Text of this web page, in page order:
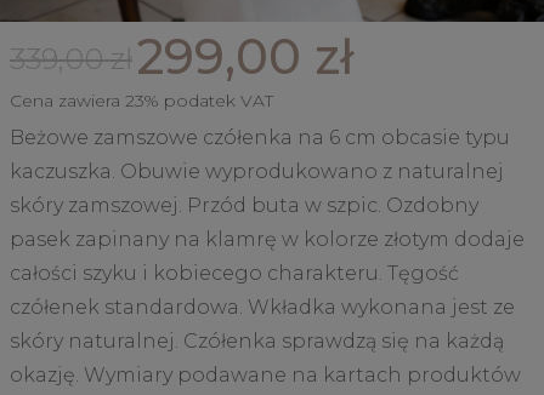
339,00 zł299,00 zł
Cena zawiera 23% podatek VAT
Beżowe zamszowe czółenka na 6 cm obcasie typu
kaczuszka. Obuwie wyprodukowano z naturalnej
skóry zamszowej. Przód buta w szpic. Ozdobny
pasek zapinany na klamrę w kolorze złotym dodaje
całości szyku i kobiecego charakteru. Tęgość
czółenek standardowa. Wkładka wykonana jest ze
skóry naturalnej. Czółenka sprawdzą się na każdą
okazję. Wymiary podawane na kartach produktów